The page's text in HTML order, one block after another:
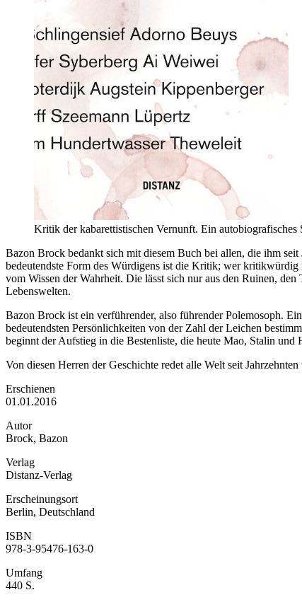
Kritik der kabarettistischen Vernunft. Ein
Bazon Brock bedankt sich mit diesem Buch bei allen, die ihm
bedeutendste Form des Würdigens ist die Kritik; wer
vom Wissen der Wahrheit. Die lässt sich nur aus den Ruinen,
Lebenswelten.
Bazon Brock ist ein verführender, also führender Polemosoph.
bedeutendsten Persönlichkeiten von der Zahl der Leichen
beginnt der Aufstieg in die Bestenliste, die heute Mao, Stalin
Von diesen Herren der Geschichte redet alle Welt seit
Erschienen
01.01.2016
Autor
Brock, Bazon
Verlag
Distanz-Verlag
Erscheinungsort
Berlin, Deutschland
ISBN
978-3-95476-163-0
Umfang
440 S.